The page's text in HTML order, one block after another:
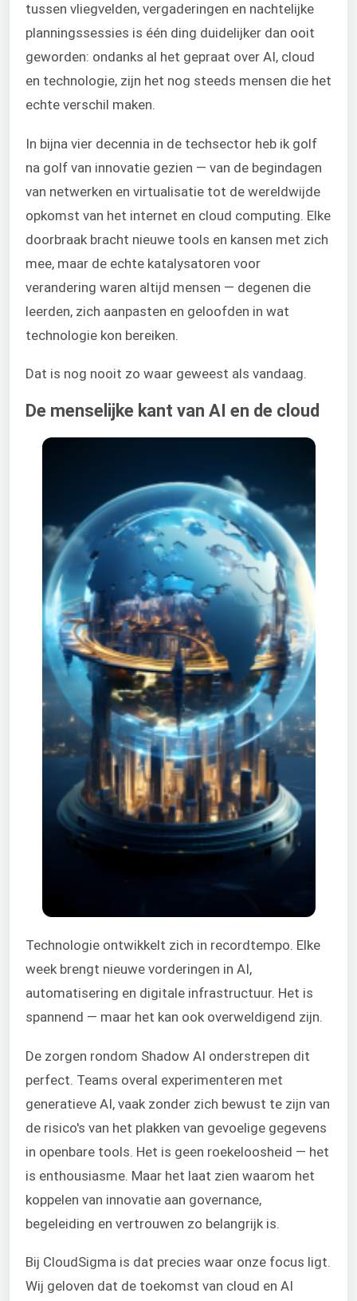
tussen vliegvelden, vergaderingen en nachtelijke
planningssessies is één ding duidelijker dan ooit
geworden: ondanks al het gepraat over AI, cloud
en technologie, zijn het nog steeds mensen die het
echte verschil maken.
In bijna vier decennia in de techsector heb ik golf
na golf van innovatie gezien — van de begindagen
van netwerken en virtualisatie tot de wereldwijde
opkomst van het internet en cloud computing. Elke
doorbraak bracht nieuwe tools en kansen met zich
mee, maar de echte katalysatoren voor
verandering waren altijd mensen — degenen die
leerden, zich aanpasten en geloofden in wat
technologie kon bereiken.
Dat is nog nooit zo waar geweest als vandaag.
De menselijke kant van AI en de cloud
Technologie ontwikkelt zich in recordtempo. Elke
week brengt nieuwe vorderingen in AI,
automatisering en digitale infrastructuur. Het is
spannend — maar het kan ook overweldigend zijn.
De zorgen rondom Shadow AI onderstrepen dit
perfect. Teams overal experimenteren met
generatieve AI, vaak zonder zich bewust te zijn van
de risico's van het plakken van gevoelige gegevens
in openbare tools. Het is geen roekeloosheid — het
is enthousiasme. Maar het laat zien waarom het
koppelen van innovatie aan governance,
begeleiding en vertrouwen zo belangrijk is.
Bij CloudSigma is dat precies waar onze focus ligt.
Wij geloven dat de toekomst van cloud en AI